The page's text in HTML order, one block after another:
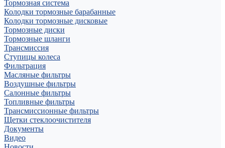
Тормозная система
Колодки тормозные барабанные
Колодки тормозные дисковые
Тормозные диски
Тормозные шланги
Трансмиссия
Ступицы колеса
Фильтрация
Масляные фильтры
Воздушные фильтры
Салонные фильтры
Топливные фильтры
Трансмиссионные фильтры
Щетки стеклоочистителя
Документы
Видео